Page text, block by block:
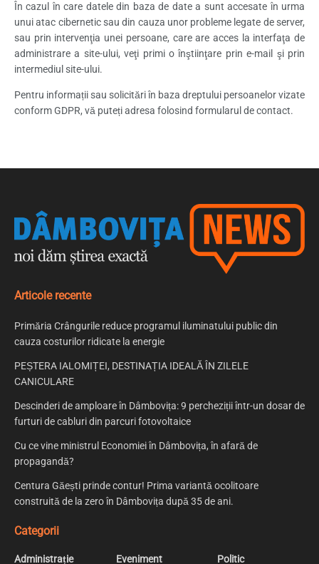
În cazul în care datele din baza de date a sunt accesate în urma
unui atac cibernetic sau din cauza unor probleme legate de server,
sau prin intervenţia unei persoane, care are acces la interfaţa de
administrare a site-ului, veţi primi o înştiinţare prin e-mail şi prin
intermediul site-ului.
Pentru informații sau solicitări în baza dreptului persoanelor vizate
conform GDPR, vă puteți adresa folosind formularul de contact.
Articole recente
Primăria Crângurile reduce programul iluminatului public din
cauza costurilor ridicate la energie
PEȘTERA IALOMIȚEI, DESTINAȚIA IDEALĂ ÎN ZILELE
CANICULARE
Descinderi de amploare în Dâmbovița: 9 percheziții într-un dosar de
furturi de cabluri din parcuri fotovoltaice
Cu ce vine ministrul Economiei în Dâmbovița, în afară de
propagandă?
Centura Găești prinde contur! Prima variantă ocolitoare
construită de la zero în Dâmbovița după 35 de ani.
Categorii
Administrație Eveniment Politic